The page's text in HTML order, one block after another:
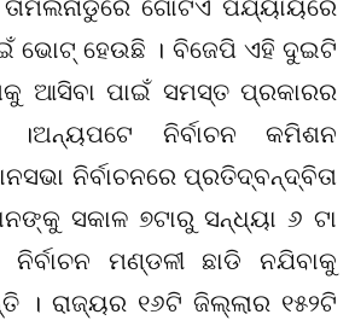
ଭୋଟ୍ ହେଉଛି । ବିଜେପି ଏହି ଦୁଇଟି
ଆସିବା ପାଇଁ ସମସ୍ତ ପ୍ରକାରର
ନିର୍ବାଚନ କମିଶନ
ନିର୍ବାଚନରେ ପ୍ରତିଦ୍ବନ୍ଦ୍ବିତା
ସକାଳ ୭ଟାରୁ ସନ୍ଧ୍ୟା ୬ ଟା
ମଣ୍ଡଳୀ ଛାଡି ନଯିବାକୁ
। ରାଜ୍ୟର ୧୬ଟି ଜିଲ୍ଲାର ୧୫୨ଟି